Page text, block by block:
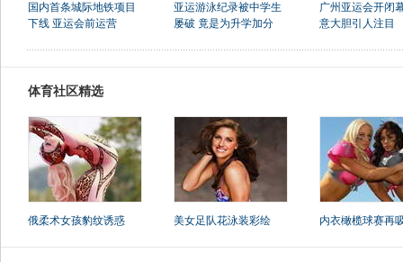
国内首条城际地铁项目
下线 亚运会前运营
亚运游泳纪录被中学生
屡破 竟是为升学加分
广州亚运会开闭
意大胆引人注目
体育社区精选
俄柔术女孩豹纹诱惑 美女足队花泳装彩绘 内衣橄榄球赛再